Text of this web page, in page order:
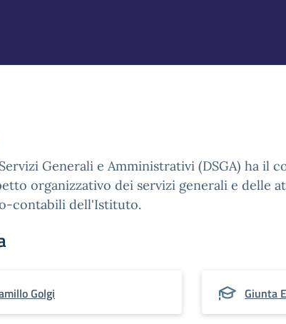
Generali e Amministrativi (DSGA) ha il
organizzativo dei servizi generali e delle
contabili dell'Istituto.
Golgi Giunta